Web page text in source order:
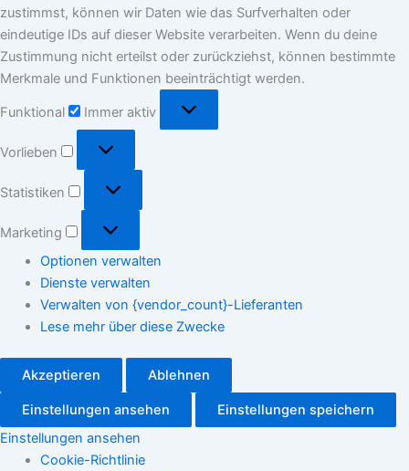
zustimmst, können wir Daten wie das Surfverhalten oder
eindeutige IDs auf dieser Website verarbeiten. Wenn du deine
Zustimmung nicht erteilst oder zurückziehst, können bestimmte
Merkmale und Funktionen beeinträchtigt werden.
Funktional Immer aktiv
Vorlieben
Statistiken
Marketing
Optionen verwalten
Dienste verwalten
Verwalten von {vendor_count}-Lieferanten
Lese mehr über diese Zwecke
Akzeptieren Ablehnen
Einstellungen ansehen
Einstellungen speichern
Einstellungen ansehen
Cookie-Richtlinie